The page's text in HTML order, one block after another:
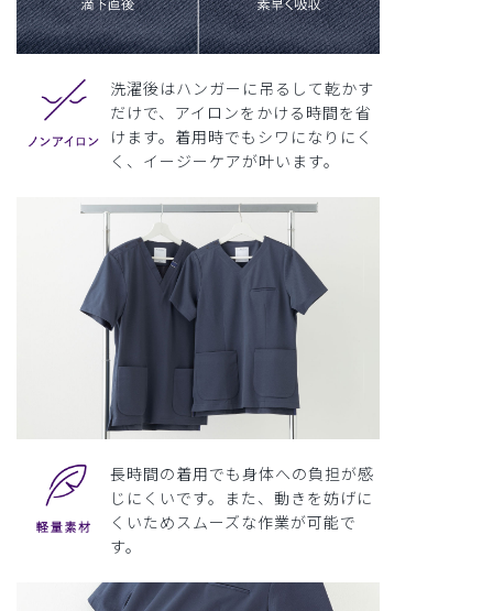
洗濯後はハンガーに吊るして乾かす
だけで、アイロンをかける時間を省
けます。着用時でもシワになりにく
く、イージーケアが叶います。
長時間の着用でも身体への負担が感
じにくいです。また、動きを妨げに
くいためスムーズな作業が可能で
す。